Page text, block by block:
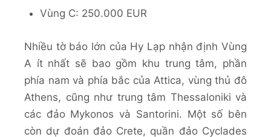
Vùng C: 250.000 EUR
Nhiều tờ báo lớn của Hy Lạp nhận định Vùng
A ít nhất sẽ bao gồm khu trung tâm, phần
phía nam và phía bắc của Attica, vùng thủ đô
Athens, cũng như trung tâm Thessaloniki và
các đảo Mykonos và Santorini. Một số bên
còn dự đoán đảo Crete, quần đảo Cyclades